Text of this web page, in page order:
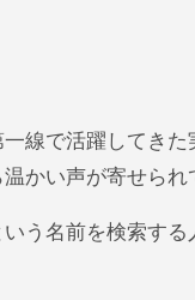
かい声が寄せられ
う名前を検索する